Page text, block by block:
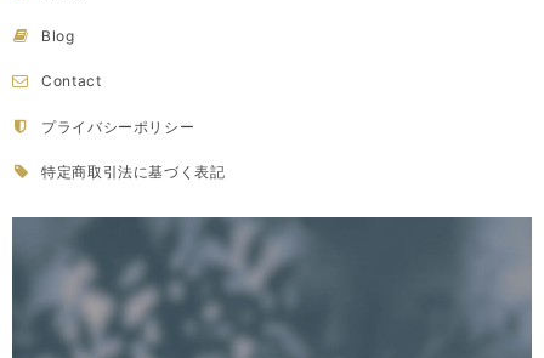
Blog
Contact
プライバシーポリシー
特定商取引法に基づく表記